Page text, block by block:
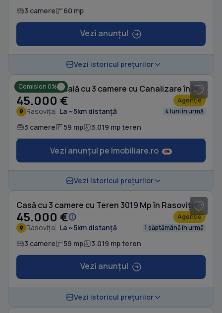
3 camere 60 mp
Vezi anunțul
Vezi istoricul prețurilor
Comision 0% Casă individuală cu 3 camere cu Canalizare în Rasovița
45.000 € Agenție
Rasovița La ~5km distanță 4 luni în urmă
3 camere 59 mp 3.019 mp teren
Vezi anunțul pe Imobiliare.ro
Vezi istoricul prețurilor
Casă cu 3 camere cu Teren 3019 Mp în Rasovița
45.000 € Agenție
Rasovița La ~5km distanță 1 săptămână în urmă
3 camere 59 mp 3.019 mp teren
Vezi anunțul
Vezi istoricul prețurilor